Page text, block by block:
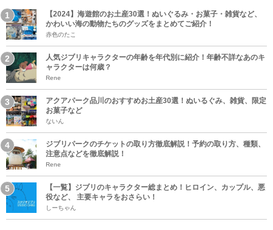
【2024】海遊館のお土産30選！ぬいぐるみ・お菓子・雑貨など、
かわいい海の動物たちのグッズをまとめてご紹介！
赤色のたこ
人気ジブリキャラクターの年齢を年代別に紹介！年齢不詳なあのキ
ャラクターは何歳？
Rene
アクアパーク品川のおすすめお土産30選！ぬいるぐみ、雑貨、限定
お菓子など
ないん
ジブリパークのチケットの取り方徹底解説！予約の取り方、種類、
注意点などを徹底解説！
Rene
【一覧】ジブリのキャラクター総まとめ！ヒロイン、カップル、悪
役など、 主要キャラをおさらい！
しーちゃん